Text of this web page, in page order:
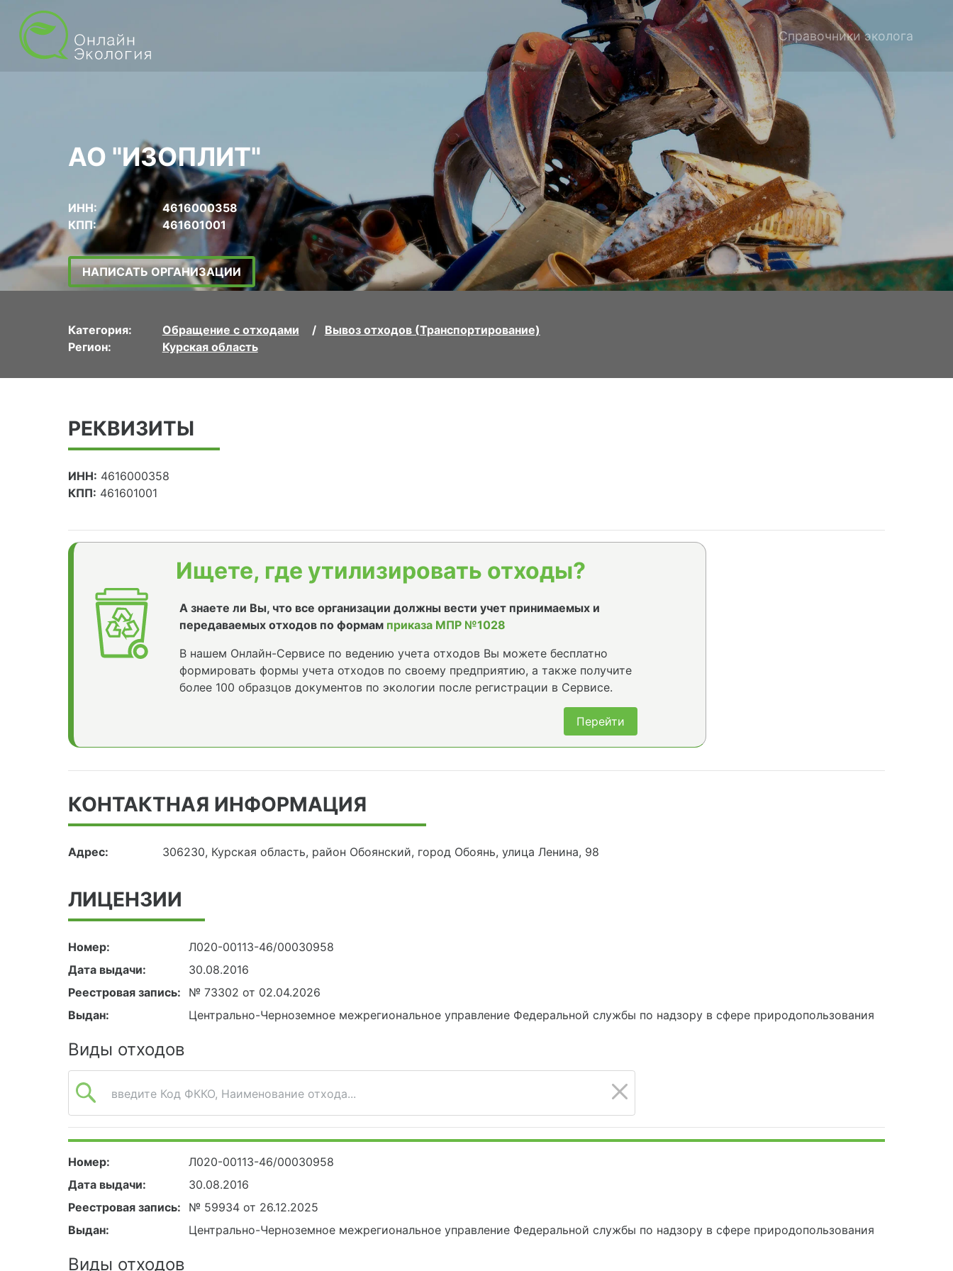
Справочники эколога
АО "ИЗОПЛИТ"
ИНН:
4616000358
КПП:
461601001
НАПИСАТЬ ОРГАНИЗАЦИИ
Категория: Обращение с отходами
Вывоз отходов (Транспортирование)
Регион:
Курская область
РЕКВИЗИТЫ
ИНН: 4616000358
КПП: 461601001
Ищете, где утилизировать отходы?
А знаете ли Вы, что все организации должны вести учет принимаемых и
передаваемых отходов по формам приказа МПР №1028
В нашем Онлайн-Сервисе по ведению учета отходов Вы можете бесплатно
формировать формы учета отходов по своему предприятию, а также получите
более 100 образцов документов по экологии после регистрации в Сервисе.
Перейти
КОНТАКТНАЯ ИНФОРМАЦИЯ
Адрес: 306230, Курская область, район Обоянский, город Обоянь, улица Ленина, 98
ЛИЦЕНЗИИ
Номер:
Л020-00113-46/00030958
Дата выдачи:
30.08.2016
Реестровая запись:
№ 73302 от 02.04.2026
Выдан:
Центрально-Черноземное межрегиональное управление Федеральной службы по надзору в сфере природопользования
Виды отходов
введите Код ФККО, Наименование отхода...
Номер:
Л020-00113-46/00030958
Дата выдачи:
30.08.2016
Реестровая запись:
№ 59934 от 26.12.2025
Выдан:
Центрально-Черноземное межрегиональное управление Федеральной службы по надзору в сфере природопользования
Виды отходов